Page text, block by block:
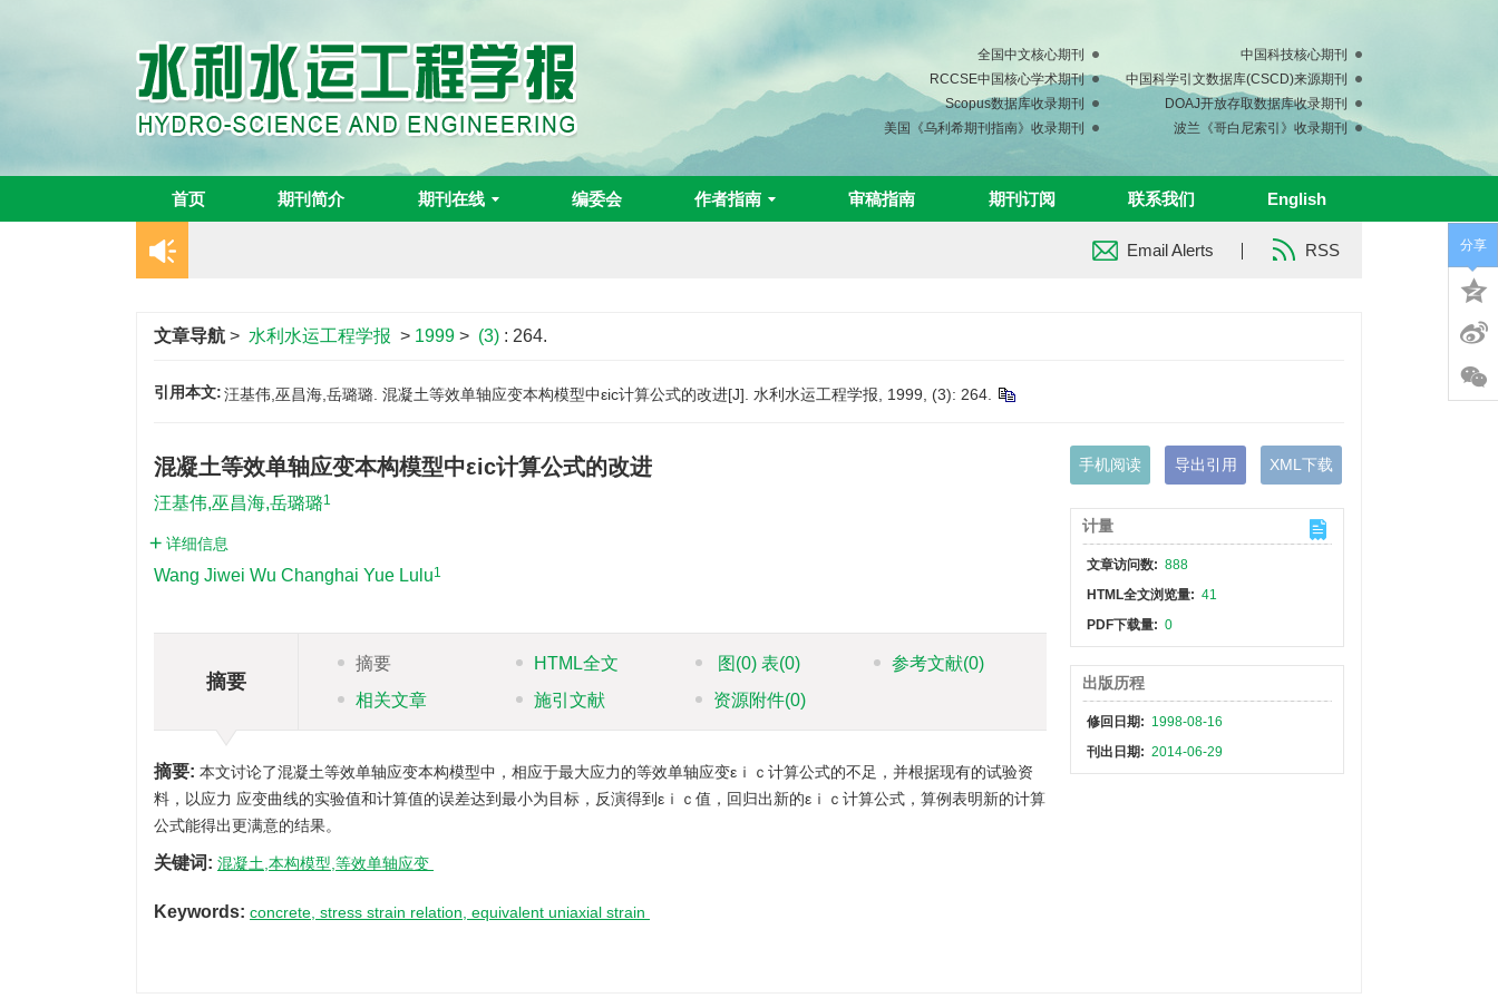
全国中文核心期刊
中国科技核心期刊
RCCSE中国核心学术期刊
中国科学引文数据库(CSCD)来源期刊
Scopus数据库收录期刊
DOAJ开放存取数据库收录期刊
美国《乌利希期刊指南》收录期刊
波兰《哥白尼索引》收录期刊
首页 期刊简介 期刊在线 编委会 作者指南 审稿指南 期刊订阅 联系我们 English
Email Alerts RSS
文章导航 > 水利水运工程学报 > 1999 > (3) : 264.
引用本文:汪基伟,巫昌海,岳璐璐. 混凝土等效单轴应变本构模型中εic计算公式的改进[J]. 水利水运工程学报, 1999, (3): 264.
混凝土等效单轴应变本构模型中εic计算公式的改进
汪基伟,巫昌海,岳璐璐1
详细信息
Wang Jiwei Wu Changhai Yue Lulu1
摘要
摘要 HTML全文 图 (0)表(0) 参考文献(0)
相关文章
施引文献 资源附件(0)
摘要: 本文讨论了混凝土等效单轴应变本构模型中，相应于最大应力的等效单轴应变εｉｃ计算公式的不足，并根据现有的试验资
料，以应力 应变曲线的实验值和计算值的误差达到最小为目标，反演得到εｉｃ值，回归出新的εｉｃ计算公式，算例表明新的计算
公式能得出更满意的结果。
关键词: 混凝土,本构模型,等效单轴应变
Keywords: concrete, stress strain relation, equivalent uniaxial strain
手机阅读 导出引用 XML下载
计量
文章访问数: 888
HTML全文浏览量: 41
PDF下载量: 0
出版历程
修回日期: 1998-08-16
刊出日期: 2014-06-29
分享